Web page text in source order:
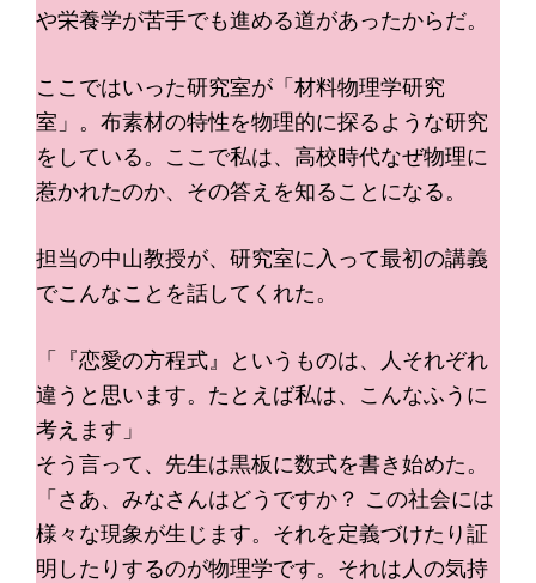
や栄養学が苦手でも進める道があったからだ。
ここではいった研究室が「材料物理学研究
室」。布素材の特性を物理的に探るような研究
をしている。ここで私は、高校時代なぜ物理に
惹かれたのか、その答えを知ることになる。
担当の中山教授が、研究室に入って最初の講義
でこんなことを話してくれた。
「『恋愛の方程式』というものは、人それぞれ
違うと思います。たとえば私は、こんなふうに
考えます」
そう言って、先生は黒板に数式を書き始めた。
「さあ、みなさんはどうですか？ この社会には
様々な現象が生じます。それを定義づけたり証
明したりするのが物理学です。それは人の気持